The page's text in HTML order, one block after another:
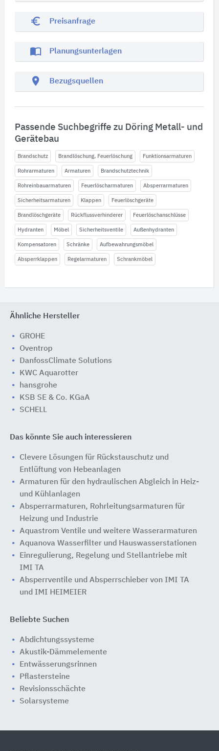
euro_symbol Preisanfrage
import_contacts Planungsunterlagen
location_on Bezugsquellen
Passende Suchbegriffe zu Döring Metall- und
Gerätebau
Brandschutz Brandlöschung, Feuerlöschung Funktionsarmaturen
Rohrarmaturen Armaturen Brandschutztechnik
Rohreinbauarmaturen Feuerlöscharmaturen Absperrarmaturen
Sicherheitsarmaturen Klappen Feuerlöschgeräte
Brandlöschgeräte Rückflussverhinderer Feuerlöschanschlüsse
Hydranten Möbel Sicherheitsventile Außenhydranten
Kompensatoren Schränke Aufbewahrungsmöbel
Absperrklappen Regelarmaturen Schrankmöbel
Ähnliche Hersteller
GROHE
Oventrop
DanfossClimate Solutions
KWC Aquarotter
hansgrohe
KSB SE & Co. KGaA
SCHELL
Das könnte Sie auch interessieren
Clevere Lösungen für Rückstauschutz und
Entlüftung von Hebeanlagen
Armaturen für den hydraulischen Abgleich in Heiz-
und Kühlanlagen
Absperrarmaturen, Rohrleitungsarmaturen für
Heizung und Industrie
Aquastrom Ventile und weitere Wasserarmaturen
Aquanova Wasserfilter und Hauswasserstationen
Einregulierung, Regelung und Stellantriebe mit
IMI TA
Absperrventile und Absperrschieber von IMI TA
und IMI HEIMEIER
Beliebte Suchen
Abdichtungssysteme
Akustik-Dämmelemente
Entwässerungsrinnen
Pflastersteine
Revisionsschächte
Solarsysteme